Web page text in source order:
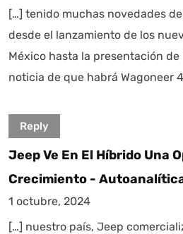
[…] tenido muchas novedades
desde el lanzamiento de los
México hasta la presentación de
noticia de que habrá Wagoneer
Reply
Jeep Ve En El Híbrido Una
Crecimiento -
1 octubre, 2024
[…] nuestro país, Jeep